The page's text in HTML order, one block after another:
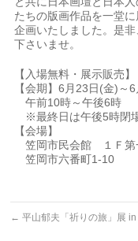
たちの版画作品を一堂
企画いたしました。是
下さいませ。
【入場無料・展示販売】
【会期】6月23日(金)～
午前10時～午後6時
※最終日は午後5時閉
【会場】
笠岡市民会館 １Ｆ第
笠岡市六番町1-10
← 平山郁夫「祈りの旅」展